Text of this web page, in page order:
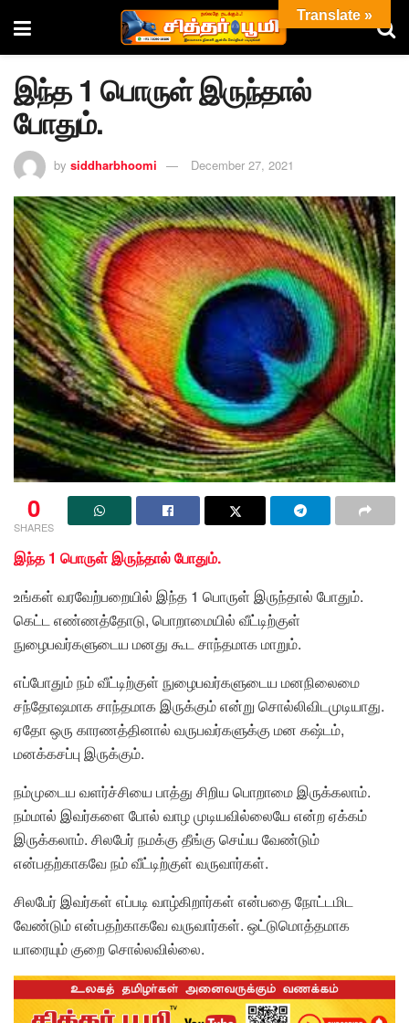
இந்த 1 பொருள் இருந்தால்
போதும்.
by siddharbhoomi December 27, 2021
0
SHARES
இந்த 1 பொருள் இருந்தால் போதும்.
உங்கள் வரவேற்பறையில் இந்த 1 பொருள் இருந்தால் போதும்.
கெட்ட எண்ணத்தோடு, பொறாமையில் வீட்டிற்குள்
நுழைபவர்களுடைய மனது கூட சாந்தமாக மாறும்.
எப்போதும் நம் வீட்டிற்குள் நுழைபவர்களுடைய மனநிலைமை
சந்தோஷமாக சாந்தமாக இருக்கும் என்று சொல்லிவிடமுடியாது.
ஏதோ ஒரு காரணத்தினால் வருபவர்களுக்கு மன கஷ்டம்,
மனக்கசப்பு இருக்கும்.
நம்முடைய வளர்ச்சியை பாத்து சிறிய பொறாமை இருக்கலாம்.
நம்மால் இவர்களை போல் வாழ முடியவில்லையே என்ற ஏக்கம்
இருக்கலாம். சிலபேர் நமக்கு தீங்கு செய்ய வேண்டும்
என்பதற்காகவே நம் வீட்டிற்குள் வருவார்கள்.
சிலபேர் இவர்கள் எப்படி வாழ்கிறார்கள் என்பதை நோட்டமிட
வேண்டும் என்பதற்காகவே வருவார்கள். ஒட்டுமொத்தமாக
யாரையும் குறை சொல்லவில்லை.
Translate »